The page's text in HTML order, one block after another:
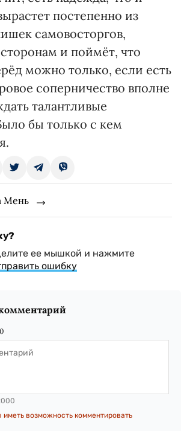
постепенно из
самовосторгов,
и поймёт, что
можно только, если есть
соперничество вполне
талантливые
бы только с кем
Мень
ее мышкой и нажмите
ошибку
0
иметь возможность комментировать